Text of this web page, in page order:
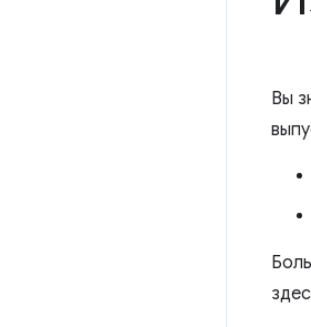
Вы